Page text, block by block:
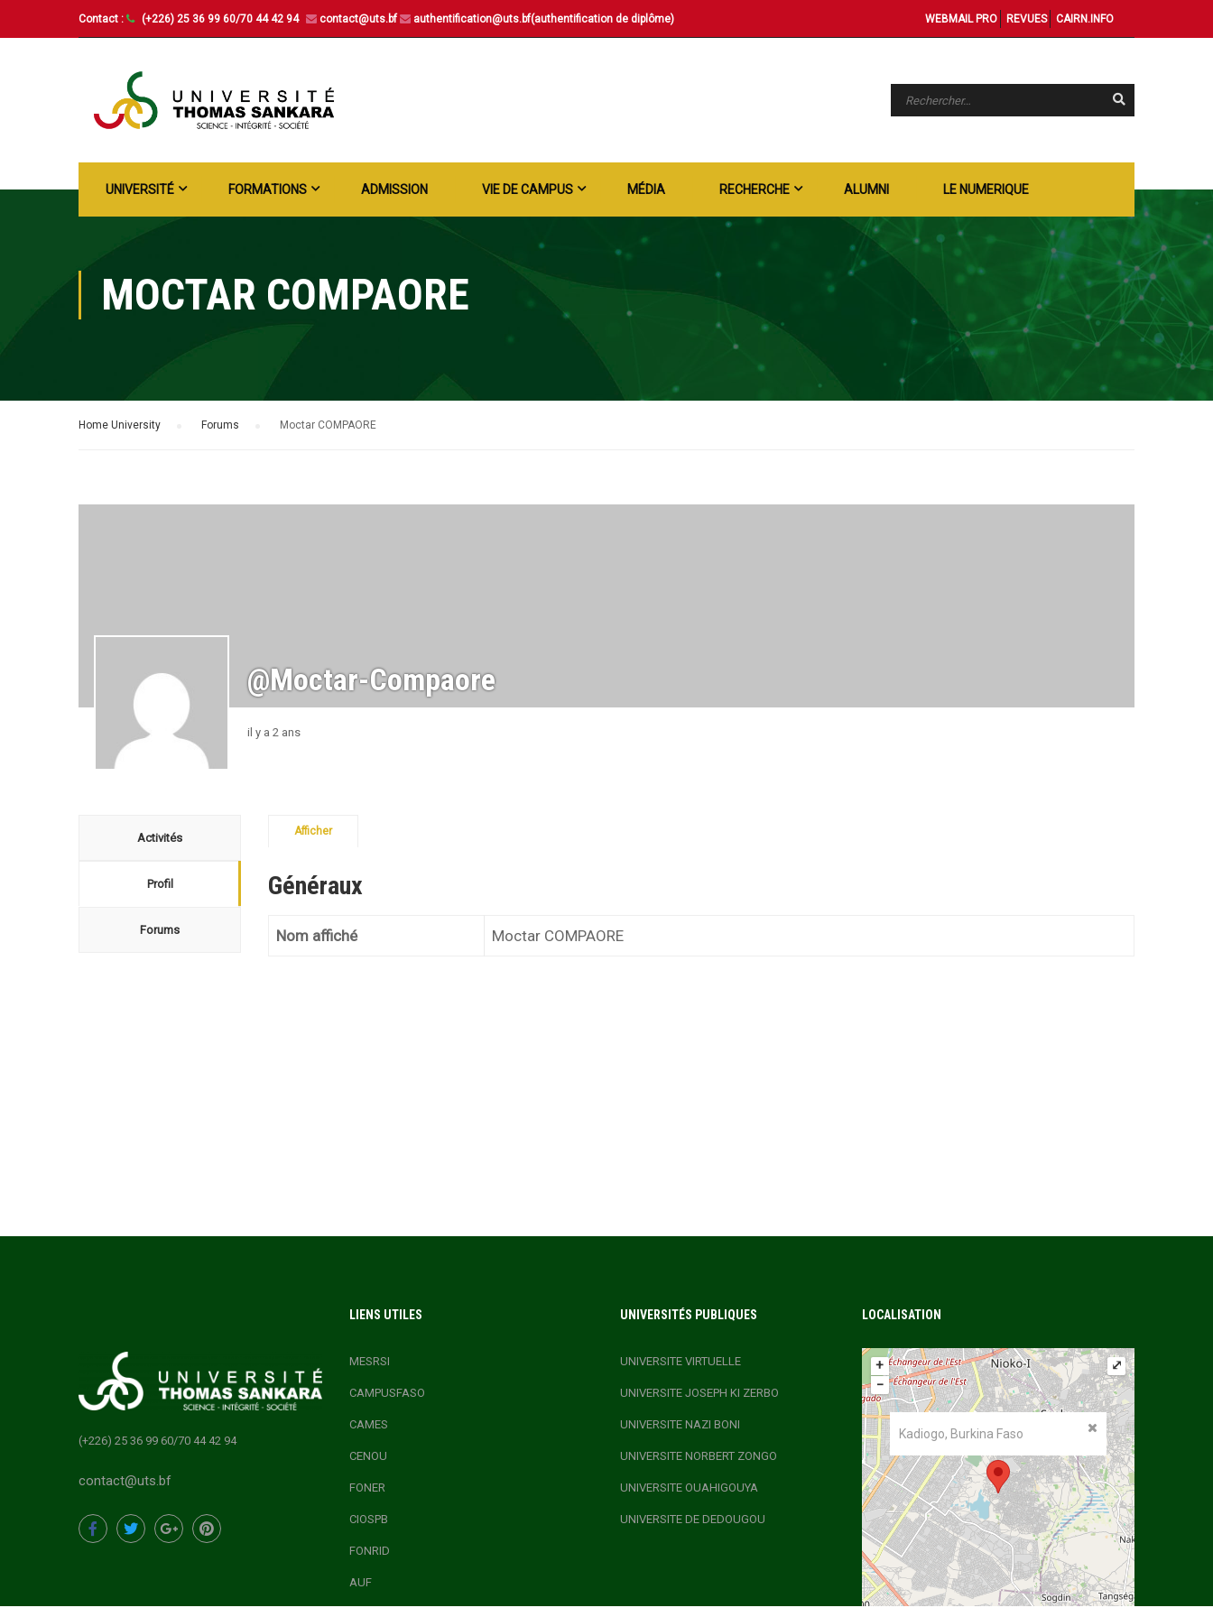
Contact : (+226) 25 36 99 60/70 44 42 94 contact@uts.bf authentification@uts.bf(authentification de diplôme) WEBMAIL PRO REVUES CAIRN.INFO
UNIVERSITÉ FORMATIONS ADMISSION VIE DE CAMPUS MÉDIA RECHERCHE ALUMNI LE NUMERIQUE
MOCTAR COMPAORE
Home University Forums Moctar COMPAORE
@moctar-Compaore
il y a 2 ans
Activités
Profil
Forums
Afficher
Généraux
Nom affiché Moctar COMPAORE
(+226) 25 36 99 60/70 44 42 94
contact@uts.bf
LIENS UTILES
MESRSI
CAMPUSFASO
CAMES
CENOU
FONER
CIOSPB
FONRID
AUF
UNIVERSITÉS PUBLIQUES
UNIVERSITE VIRTUELLE
UNIVERSITE JOSEPH KI ZERBO
UNIVERSITE NAZI BONI
UNIVERSITE NORBERT ZONGO
UNIVERSITE OUAHIGOUYA
UNIVERSITE DE DEDOUGOU
LOCALISATION
Kadiogo, Burkina Faso
+
−
⤢